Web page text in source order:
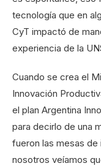
tecnología que en
CyT impactó de
experiencia de la
Cuando se crea el
Innovación
el plan Argentina
para decirlo de una
fueron las mesas de
nosotros veíamos